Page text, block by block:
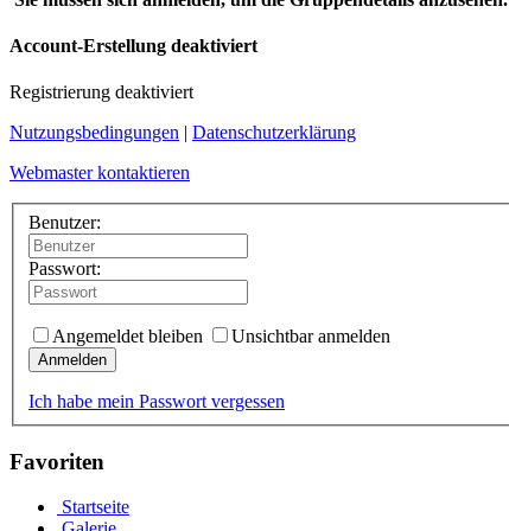
Account-Erstellung deaktiviert
Registrierung deaktiviert
Nutzungsbedingungen | Datenschutzerklärung
Webmaster kontaktieren
Benutzer:
Passwort:
Angemeldet bleiben Unsichtbar anmelden
Anmelden
Ich habe mein Passwort vergessen
Favoriten
Startseite